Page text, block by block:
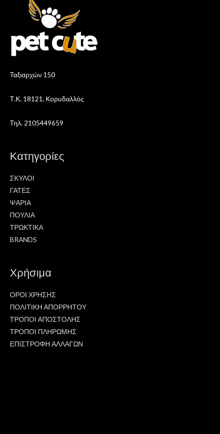
Ταξιαρχών 150
Τ.Κ. 18121, Κορυδαλλός
Τηλ. 2105449659
Κατηγορίες
ΣΚΥΛΟΙ
ΓΑΤΕΣ
ΨΑΡΙΑ
ΠΟΥΛΙΑ
ΤΡΩΚΤΙΚΑ
BRANDS
Χρήσιμα
ΟΡΟΙ ΧΡΗΣΗΣ
ΠΟΛΙΤΙΚΗ ΑΠΟΡΡΗΤΟΥ
ΤΡΟΠΟΙ ΑΠΟΣΤΟΛΗΣ
ΤΡΟΠΟΙ ΠΛΗΡΩΜΗΣ
ΕΠΙΣΤΡΟΦΗ ΑΛΛΑΓΩΝ